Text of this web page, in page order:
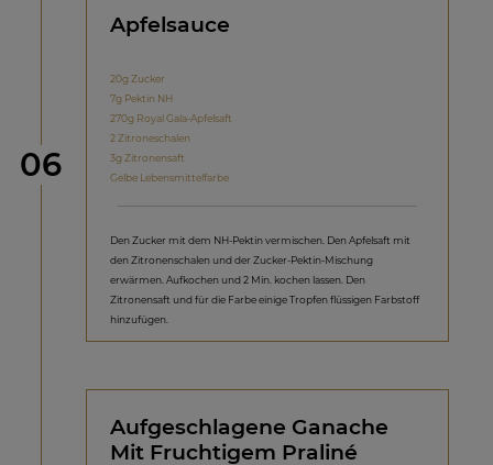
Schritt
06
Apfelsauce
20g Zucker
7g Pektin NH
270g Royal Gala-Apfelsaft
2 Zitroneschalen
3g Zitronensaft
Gelbe Lebensmittelfarbe
Den Zucker mit dem NH-Pektin vermischen. Den Apfelsaft mit
den Zitronenschalen und der Zucker-Pektin-Mischung
erwärmen. Aufkochen und 2 Min. kochen lassen. Den
Zitronensaft und für die Farbe einige Tropfen flüssigen Farbstoff
hinzufügen.
Aufgeschlagene Ganache
Mit Fruchtigem Praliné